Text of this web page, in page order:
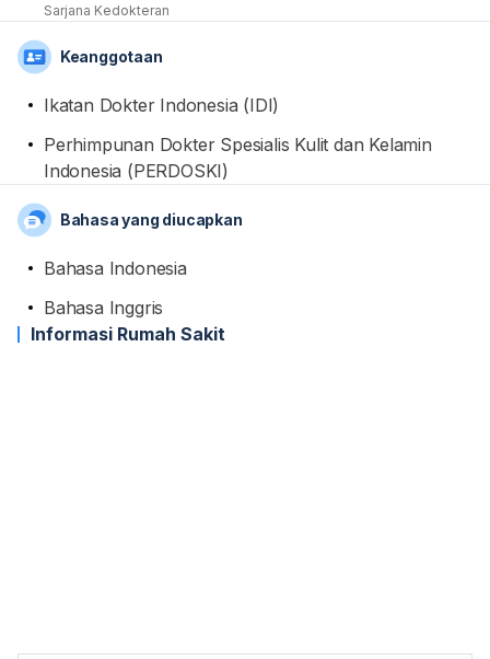
Sarjana Kedokteran
Keanggotaan
Ikatan Dokter Indonesia (IDI)
Perhimpunan Dokter Spesialis Kulit dan Kelamin
Indonesia (PERDOSKI)
Bahasa yang diucapkan
Bahasa Indonesia
Bahasa Inggris
Informasi Rumah Sakit